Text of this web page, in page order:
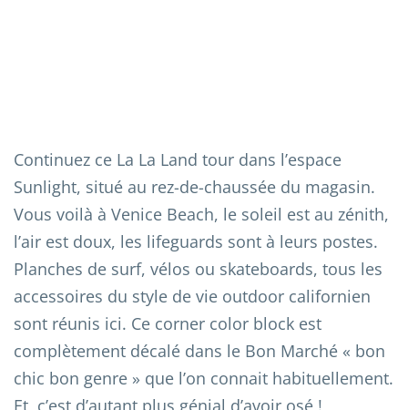
Continuez ce La La Land tour dans l’espace
Sunlight, situé au rez-de-chaussée du magasin.
Vous voilà à Venice Beach, le soleil est au zénith,
l’air est doux, les lifeguards sont à leurs postes.
Planches de surf, vélos ou skateboards, tous les
accessoires du style de vie outdoor californien
sont réunis ici. Ce corner color block est
complètement décalé dans le Bon Marché « bon
chic bon genre » que l’on connait habituellement.
Et, c’est d’autant plus génial d’avoir osé !